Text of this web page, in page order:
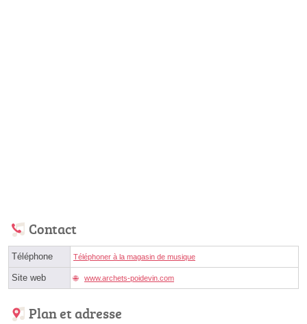
Contact
Téléphone Téléphoner à la magasin de musique
Site web www.archets-poidevin.com
Plan et adresse